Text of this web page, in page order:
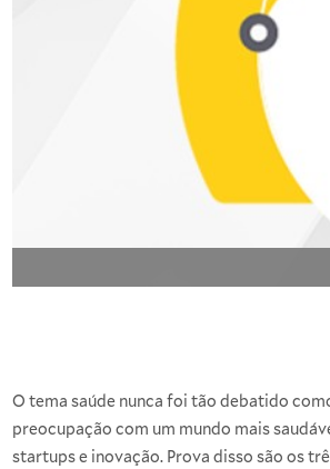
O tema saúde nunca foi tão debatido
preocupação com um mundo mais
startups e inovação. Prova disso são os